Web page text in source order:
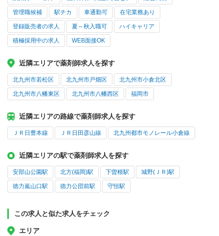
管理職候補 駅チカ 車通勤可 在宅業務あり
登録販売者の求人 夏～秋入職可 ハイキャリア
積極採用中の求人 WEB面接OK
近隣エリアで薬剤師求人を探す
北九州市若松区 北九州市戸畑区 北九州市小倉北区
北九州市八幡東区 北九州市八幡西区 福岡市
近隣エリアの路線で薬剤師求人を探す
ＪＲ日豊本線 ＪＲ日田彦山線 北九州都市モノレール小倉線
近隣エリアの駅で薬剤師求人を探す
安部山公園駅 北方(福岡)駅 下曽根駅 城野(ＪＲ)駅
徳力嵐山口駅 徳力公団前駅 守恒駅
この求人と似た求人をチェック
エリア